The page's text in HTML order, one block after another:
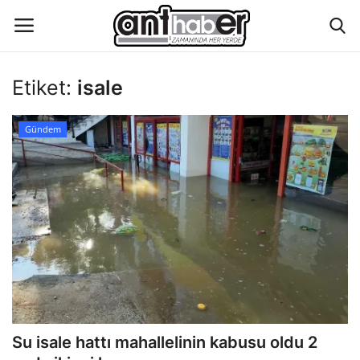
Eğitim
Aktüel Magazin
Hakkımızda
İletişim
Asayiş
Çevre
Etiket: isale
Gündem
Su isale hattı mahallelinin kabusu oldu 2